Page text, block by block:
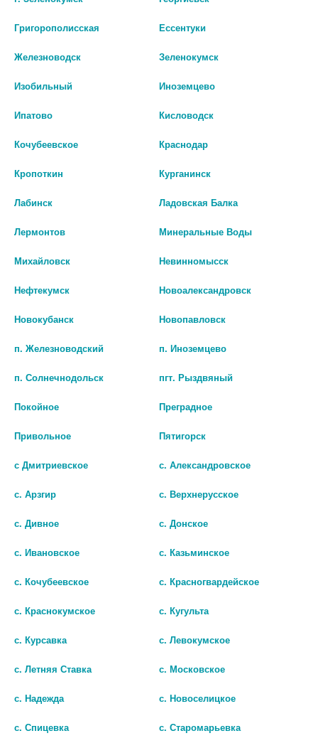
МОЛОКА №2/АРТ.008.0073/
АРТ.15037/ [BABY HAPPY] БЭБИ
356 руб.
В КОРЗИНУ
МЕДЕЛА БУТЫЛОЧКА-
МОЛОКА №3 /АРТ.008.0073/
МЕДЕЛА ПАКЕТЫ Д/СБОРА И
СТЕР. №25 [MEDELA]
1 248 руб.
МЕДЕЛА ПАКЕТЫ Д/СТЕР. В
АРТ.008.0065/ [MEDELA]
АВЕНТ ПАКЕТЫ Д/ХРАНЕНИЯ
АРТ.80250/ [AVENT]
Григорополисская Ессентуки
Железноводск Зеленокумск
Изобильный Иноземцево
Ипатово Кисловодск
Кочубеевское Краснодар
Кропоткин Курганинск
Лабинск Ладовская Балка
Лермонтов Минеральные Воды
Михайловск Невинномысск
Нефтекумск Новоалександровск
Новокубанск Новопавловск
п. Железноводский п. Иноземцево
п. Солнечнодольск пгт. Рыздвяный
Покойное Преградное
Привольное Пятигорск
с Дмитриевское с. Александровское
с. Арзгир с. Верхнерусское
с. Дивное с. Донское
с. Ивановское с. Казьминское
с. Кочубеевское с. Красногвардейское
с. Краснокумское с. Кугульта
с. Курсавка с. Левокумское
с. Летняя Ставка с. Московское
с. Надежда с. Новоселицкое
с. Спицевка с. Старомарьевка